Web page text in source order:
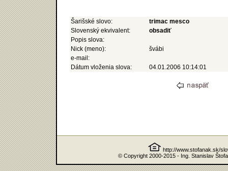
Šarišské slovo:
trimac mesco
Slovenský ekvivalent:
obsadiť
Popis slova:
Nick (meno):
švábi
e-mail:
Dátum vloženia slova:
04.01.2006 10:14:01
http://www.stofanak.sk/
© Copyright 2000-2015 - Ing. Stanislav